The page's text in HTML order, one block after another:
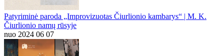
Patyriminė paroda „Improvizuotas Čiurlionio kambarys“ | M. K.
Čiurlionio namų rūsyje
nuo 2024 06 07